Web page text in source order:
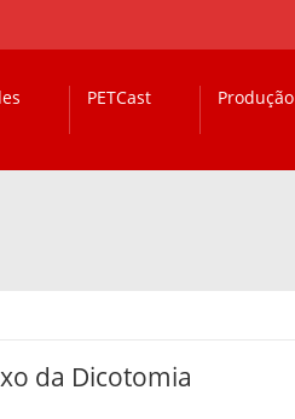
PETCast Produção
da Dicotomia